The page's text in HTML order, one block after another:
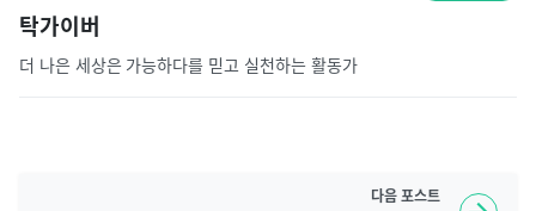
탁가이버
더 나은 세상은 가능하다를 믿고 실천하는 활동가
다음 포스트